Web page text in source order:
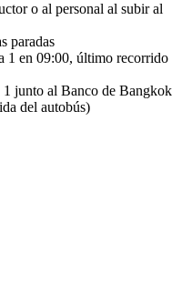
o al personal al subir al
paradas
1 en 09:00, último recorrido
1 junto al Banco de Bangkok
del autobús)